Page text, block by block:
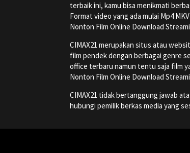
terbaik ini, kamu bisa menikmati
Format video yang ada mulai Mp4
Nonton Film Online Download
CIMAX21 merupakan situs atau
film pendek dengan berbagai genre
office terbaru namun tentu saja film
Nonton Film Online Download
CIMAX21 tidak bertanggung jawab
hubungi pemilik berkas media yang